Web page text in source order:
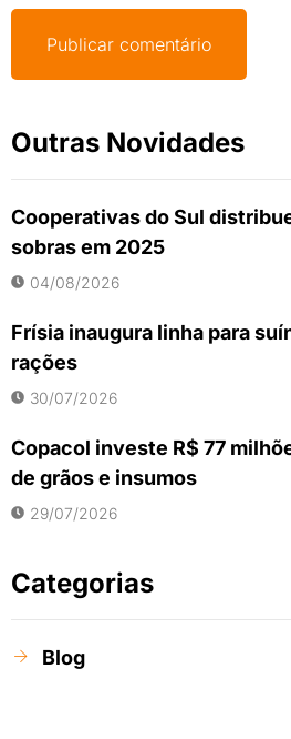
Outras Novidades
Cooperativas do Sul
sobras em 2025
04/08/2026
Frísia inaugura linha para
rações
30/07/2026
Copacol investe R$ 77
de grãos e insumos
29/07/2026
Categorias
Blog